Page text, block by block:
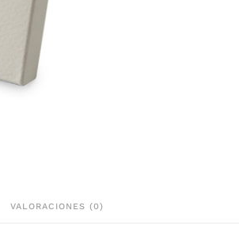
VALORACIONES (0)